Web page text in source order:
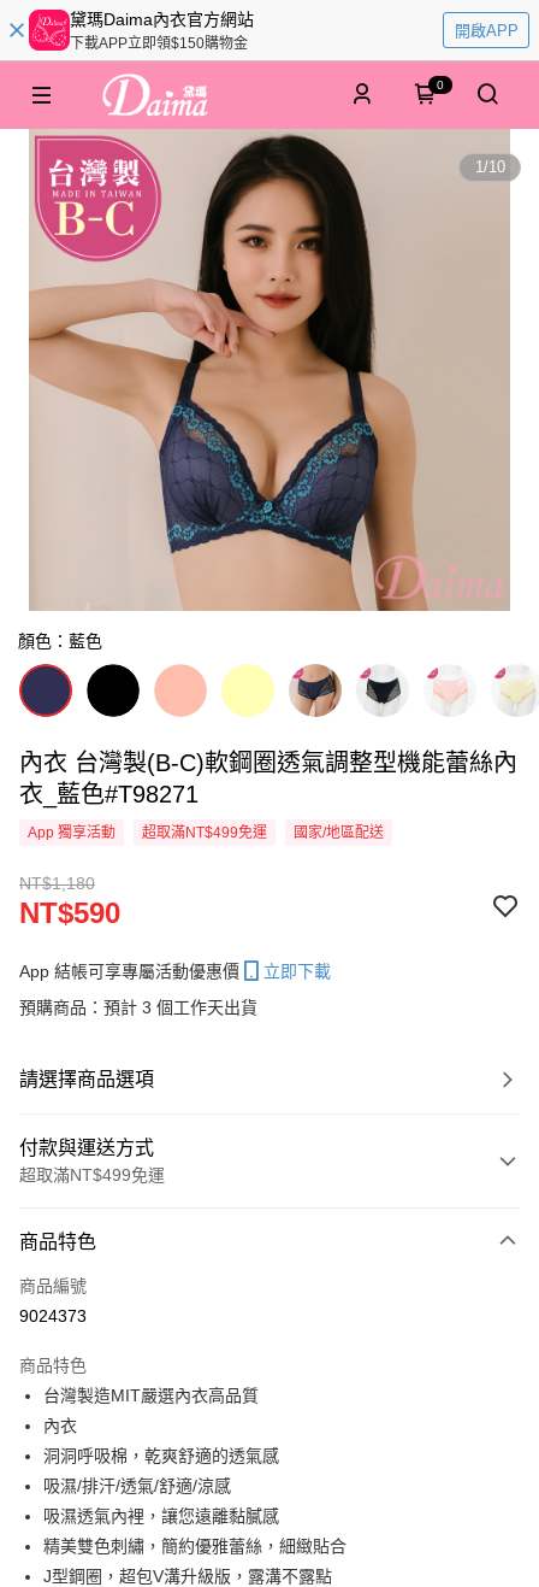
黛瑪Daima內衣官方網站
下載APP立即領$150購物金
開啟APP
0
1/10
顏色：藍色
內衣 台灣製(B-C)軟鋼圈透氣調整型機能蕾絲內
衣_藍色#T98271
App 獨享活動 超取滿NT$499免運 國家/地區配送
NT$1,180
NT$590
App 結帳可享專屬活動優惠價
立即下載
預購商品：預計 3 個工作天出貨
請選擇商品選項
付款與運送方式
超取滿NT$499免運
信用卡一次付款
超商取貨付款
Apple Pay
街口支付
悠遊付
全盈+PAY
大哥付你分期
商品特色
商品編號
9024373
商品特色
台灣製造MIT嚴選內衣高品質
內衣
洞洞呼吸棉，乾爽舒適的透氣感
吸濕/排汗/透氣/舒適/涼感
吸濕透氣內裡，讓您遠離黏膩感
精美雙色刺繡，簡約優雅蕾絲，細緻貼合
J型鋼圈，超包V溝升級版，露溝不露點